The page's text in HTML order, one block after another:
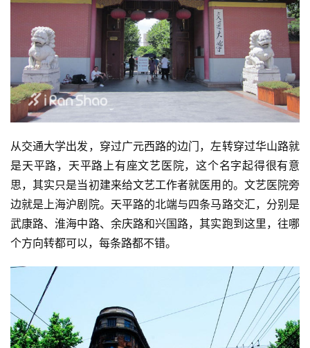
从交通大学出发，穿过广元西路的边门，左转穿过华山路就
是天平路，天平路上有座文艺医院，这个名字起得很有意
思，其实只是当初建来给文艺工作者就医用的。文艺医院旁
边就是上海沪剧院。天平路的北端与四条马路交汇，分别是
武康路、淮海中路、余庆路和兴国路，其实跑到这里，往哪
个方向转都可以，每条路都不错。